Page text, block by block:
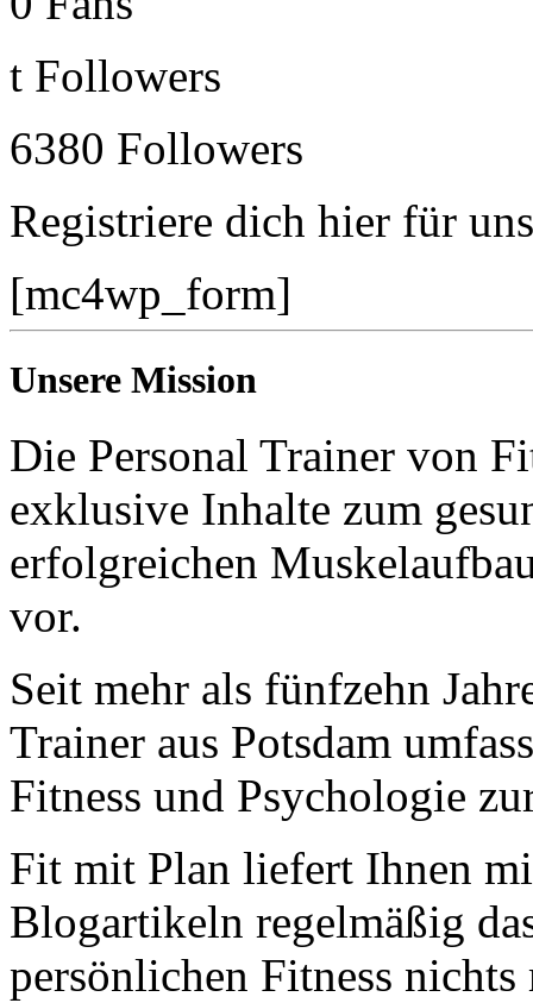
t Followers
6380 Followers
Registriere dich hier für
[mc4wp_form]
Unsere Mission
Die Personal Trainer von
exklusive Inhalte zum
erfolgreichen
vor.
Seit mehr als fünfzehn
Trainer aus Potsdam
Fitness und Psychologie
Fit mit Plan liefert Ihnen
Blogartikeln regelmäßig
persönlichen Fitness nichts